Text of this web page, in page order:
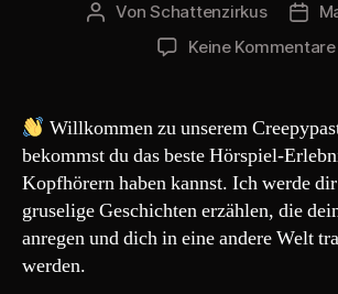
Beitragsautor
VonSchattenzirkus
Keine Kommentare
Willkommen zu unserem
bekommst du das beste Hörspiel-
Kopfhörern haben kannst. Ich werde
gruselige Geschichten erzählen, die
anregen und dich in eine andere Welt
werden.